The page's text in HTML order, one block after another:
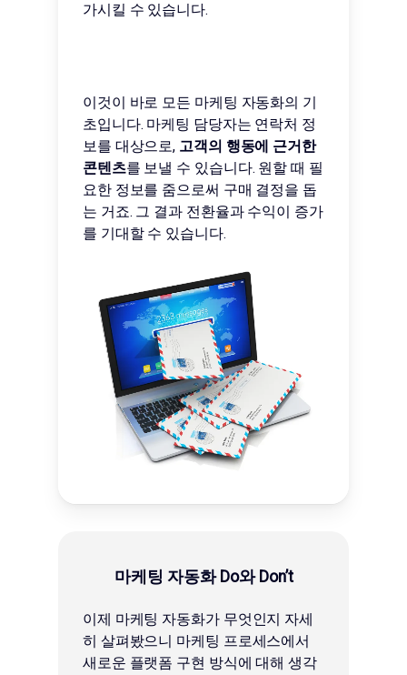
가시킬 수 있습니다.
이것이 바로 모든 마케팅 자동화의 기
초입니다. 마케팅 담당자는 연락처 정
보를 대상으로, 고객의 행동에 근거한
콘텐츠를 보낼 수 있습니다. 원할 때 필
요한 정보를 줌으로써 구매 결정을 돕
는 거죠. 그 결과 전환율과 수익이 증가
를 기대할 수 있습니다.
마케팅 자동화 Do와 Don’t
이제 마케팅 자동화가 무엇인지 자세
히 살펴봤으니 마케팅 프로세스에서
새로운 플랫폼 구현 방식에 대해 생각